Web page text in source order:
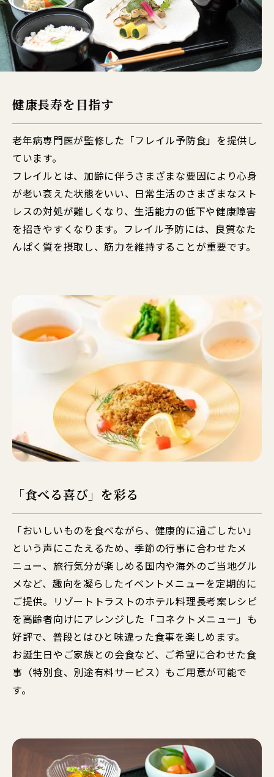
健康長寿を目指す
老年病専門医が監修した「フレイル予防食」を提供し
ています。
フレイルとは、加齢に伴うさまざまな要因により心身
が老い衰えた状態をいい、日常生活のさまざまなスト
レスの対処が難しくなり、生活能力の低下や健康障害
を招きやすくなります。フレイル予防には、良質なた
んぱく質を摂取し、筋力を維持することが重要です。
「食べる喜び」を彩る
「おいしいものを食べながら、健康的に過ごしたい」
という声にこたえるため、季節の行事に合わせたメ
ニュー、旅行気分が楽しめる国内や海外のご当地グル
メなど、趣向を凝らしたイベントメニューを定期的に
ご提供。リゾートトラストのホテル料理長考案レシピ
を高齢者向けにアレンジした「コネクトメニュー」も
好評で、普段とはひと味違った食事を楽しめます。
お誕生日やご家族との会食など、ご希望に合わせた食
事（特別食、別途有料サービス）もご用意が可能で
す。